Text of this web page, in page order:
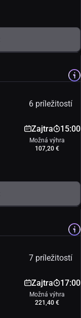
6 príležitostí
Zajtra 15:00
Možná výhra
107,20 €
7 príležitostí
Zajtra 17:00
Možná výhra
221,40 €